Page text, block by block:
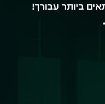
ביותר עבורך!